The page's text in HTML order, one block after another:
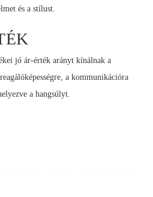
és a stílust.
jó ár-érték arányt kínálnak a
a kommunikációra
a hangsúlyt.